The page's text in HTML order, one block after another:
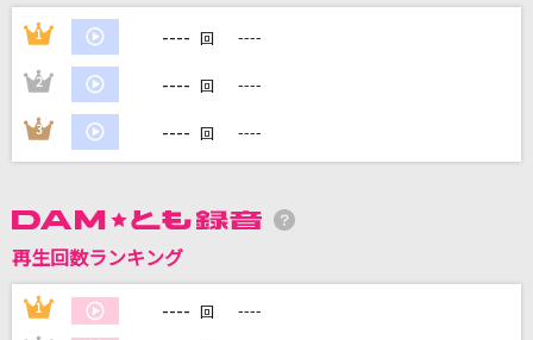
結束バンド
DAMの新曲・ランキングなど
カラオケ最新情報をチェック！
カラオケをもっと楽しもう！
1 ---- 回 ----
2 ---- 回 ----
3 ---- 回 ----
再生回数ランキング
1 ---- 回 ----